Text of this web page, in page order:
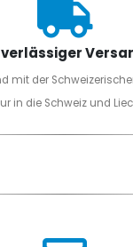
mit der
in die Schweiz und